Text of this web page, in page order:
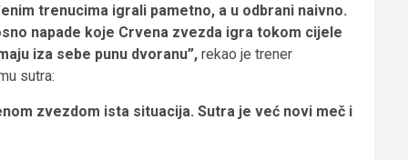
trenucima igrali pametno, a u odbrani naivno.
napade koje Crvena zvezda igra tokom cijele
iza sebe punu dvoranu”, rekao je trener
sutra:
zvezdom ista situacija. Sutra je već novi meč i